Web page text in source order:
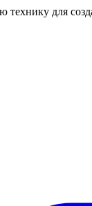
технику для